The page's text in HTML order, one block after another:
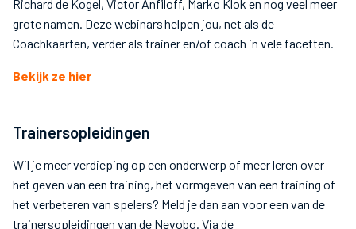
Richard de Kogel, Victor Anfiloff, Marko Klok en nog veel meer
grote namen. Deze webinars helpen jou, net als de
Coachkaarten, verder als trainer en/of coach in vele facetten.
Bekijk ze hier
Trainersopleidingen
Wil je meer verdieping op een onderwerp of meer leren over
het geven van een training, het vormgeven van een training of
het verbeteren van spelers? Meld je dan aan voor een van de
trainersopleidingen van de Nevobo. Via de